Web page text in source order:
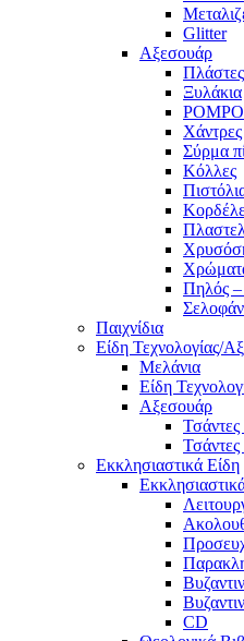
Glitter
Αξεσουάρ
Πλάστες
Ξυλάκια
Χάντρες
Σύρμα
Κόλλες
Πηλός
Σελοφάν
Παιχνίδια
Είδη Τεχνολογίας/
Μελάνια
Είδη
Αξεσουάρ
Εκκλησιαστικά Είδη
CD